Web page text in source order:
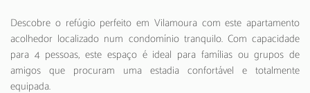
Descobre o refúgio perfeito em Vilamoura com este apartamento
acolhedor localizado num condomínio tranquilo. Com capacidade
para 4 pessoas, este espaço é ideal para famílias ou grupos de
amigos que procuram uma estadia confortável e totalmente
equipada.